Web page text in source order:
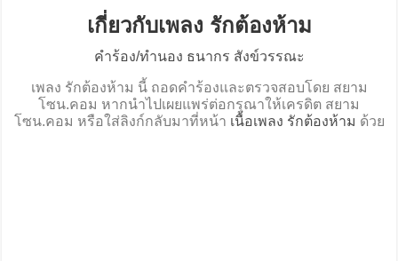
เกี่ยวกับเพลง รักต้องห้าม
คำร้อง/ทำนอง ธนากร สังข์วรรณะ
เพลง รักต้องห้าม นี้ ถอดคำร้องและตรวจสอบโดย สยาม
โซน.คอม หากนำไปเผยแพร่ต่อกรุณาให้เครดิต สยาม
โซน.คอม หรือใส่ลิงก์กลับมาที่หน้า เนื้อเพลง รักต้องห้าม ด้วย